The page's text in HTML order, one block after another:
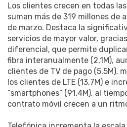
Los clientes crecen en todas
suman más de 319 millones de
de marzo. Destaca la
servicios de mayor valor,
diferencial, que permite
fibra interanualmente (2,1M),
clientes de TV de pago (5,5M),
los clientes de LTE (13,7M) e
“smartphones” (91,4M), al
contrato móvil crecen a un